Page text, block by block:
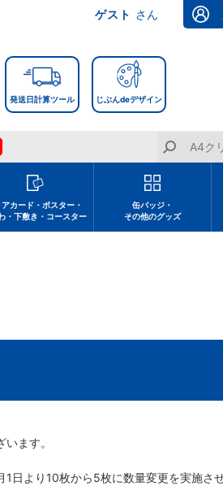
ゲスト さん
発送日計算ツール じぶんdeデザイン
アカード・ポスター・
・下敷き・コースター
缶バッジ・
その他のグッズ
ます。
日より10枚から5枚に数量変更を実施さ